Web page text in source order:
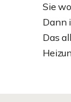
Sie
Dann
Das